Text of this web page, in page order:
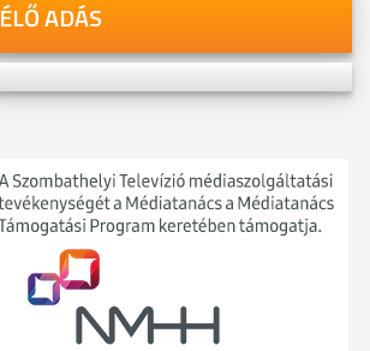
ÉLŐ ADÁS